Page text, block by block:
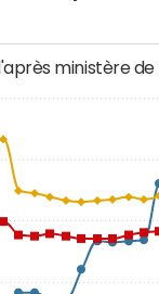
ministère